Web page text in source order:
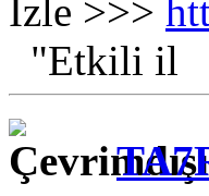
İzle >>>
"Etkili il